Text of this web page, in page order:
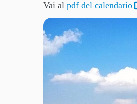
Vai al pdf del calendario